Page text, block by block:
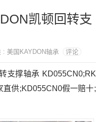
凯顿回转支
: 美国KAYDON轴承 评论
支撑轴承 KD055CN0;RK
供;KD055CN0假一赔十;